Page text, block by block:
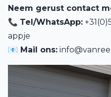
Neem gerust contact
📞 Tel/WhatsApp:
appje
📧 Mail ons: